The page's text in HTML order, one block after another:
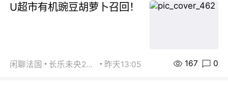
U超市有机豌豆胡萝卜召回！
闲聊法国 长乐未央2015 昨天13:05 167 0